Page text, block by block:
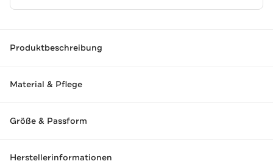
Produktbeschreibung
Material & Pflege
Größe & Passform
Herstellerinformationen